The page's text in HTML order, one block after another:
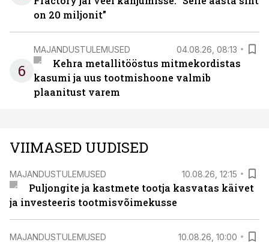
on 20 miljonit”
6
MAJANDUSTULEMUSED 04.08.26, 08:13
Kehra metallitööstus mitmekordistas
kasumi ja uus tootmishoone valmib
plaanitust varem
VIIMASED UUDISED
MAJANDUSTULEMUSED 10.08.26, 12:15
Puljongite ja kastmete tootja kasvatas käivet
ja investeeris tootmisvõimekusse
MAJANDUSTULEMUSED 10.08.26, 10:00